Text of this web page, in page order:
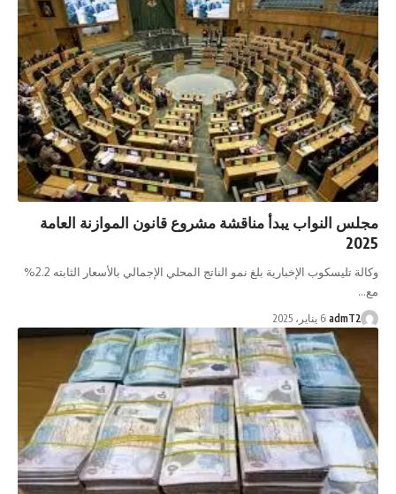
النواب يبدأ مناقشة مشروع قانون الموازنة العامة
وكالة تليسكوب الإخبارية بلغ نمو الناتج المحلي الإجمالي بالأسعار الثابته 2.2%
admT2 6 يناير، 2025